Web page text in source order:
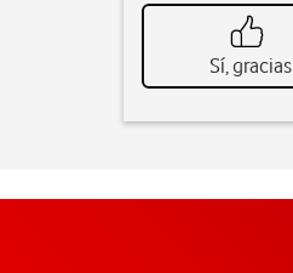
Sí, gracias